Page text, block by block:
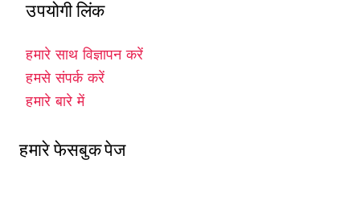
उपयोगी लिंक
हमारे साथ विज्ञापन करें
हमसे संपर्क करें
हमारे बारे में
हमारे फेसबुक पेज